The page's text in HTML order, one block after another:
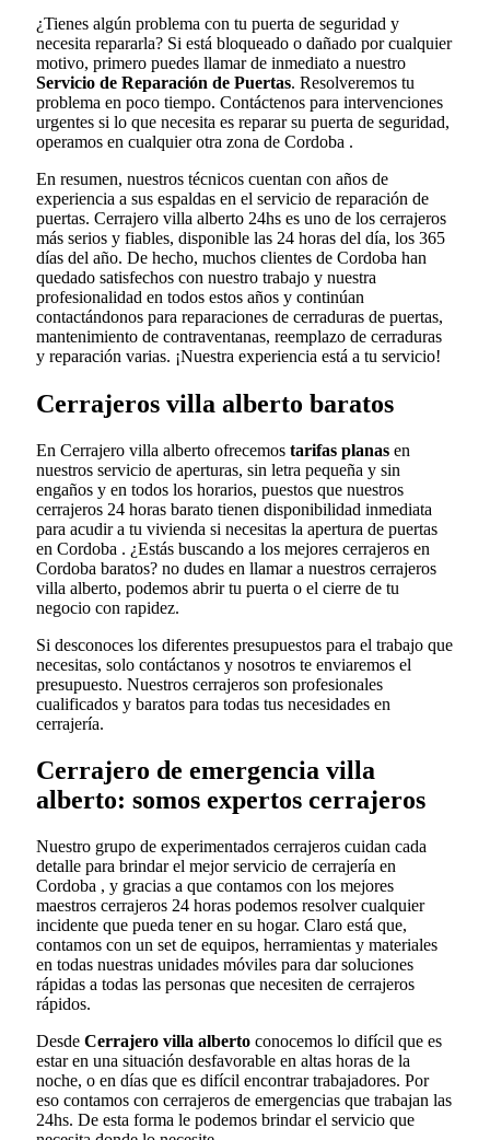
¿Tienes algún problema con tu puerta de seguridad y
necesita repararla? Si está bloqueado o dañado por cualquier
motivo, primero puedes llamar de inmediato a nuestro
Servicio de Reparación de Puertas. Resolveremos tu
problema en poco tiempo. Contáctenos para intervenciones
urgentes si lo que necesita es reparar su puerta de seguridad,
operamos en cualquier otra zona de Cordoba .
En resumen, nuestros técnicos cuentan con años de
experiencia a sus espaldas en el servicio de reparación de
puertas. Cerrajero villa alberto 24hs es uno de los cerrajeros
más serios y fiables, disponible las 24 horas del día, los 365
días del año. De hecho, muchos clientes de Cordoba han
quedado satisfechos con nuestro trabajo y nuestra
profesionalidad en todos estos años y continúan
contactándonos para reparaciones de cerraduras de puertas,
mantenimiento de contraventanas, reemplazo de cerraduras
y reparación varias. ¡Nuestra experiencia está a tu servicio!
Cerrajeros villa alberto baratos
En Cerrajero villa alberto ofrecemos tarifas planas en
nuestros servicio de aperturas, sin letra pequeña y sin
engaños y en todos los horarios, puestos que nuestros
cerrajeros 24 horas barato tienen disponibilidad inmediata
para acudir a tu vivienda si necesitas la apertura de puertas
en Cordoba . ¿Estás buscando a los mejores cerrajeros en
Cordoba baratos? no dudes en llamar a nuestros cerrajeros
villa alberto, podemos abrir tu puerta o el cierre de tu
negocio con rapidez.
Si desconoces los diferentes presupuestos para el trabajo que
necesitas, solo contáctanos y nosotros te enviaremos el
presupuesto. Nuestros cerrajeros son profesionales
cualificados y baratos para todas tus necesidades en
cerrajería.
Cerrajero de emergencia villa
alberto: somos expertos cerrajeros
Nuestro grupo de experimentados cerrajeros cuidan cada
detalle para brindar el mejor servicio de cerrajería en
Cordoba , y gracias a que contamos con los mejores
maestros cerrajeros 24 horas podemos resolver cualquier
incidente que pueda tener en su hogar. Claro está que,
contamos con un set de equipos, herramientas y materiales
en todas nuestras unidades móviles para dar soluciones
rápidas a todas las personas que necesiten de cerrajeros
rápidos.
Desde Cerrajero villa alberto conocemos lo difícil que es
estar en una situación desfavorable en altas horas de la
noche, o en días que es difícil encontrar trabajadores. Por
eso contamos con cerrajeros de emergencias que trabajan las
24hs. De esta forma le podemos brindar el servicio que